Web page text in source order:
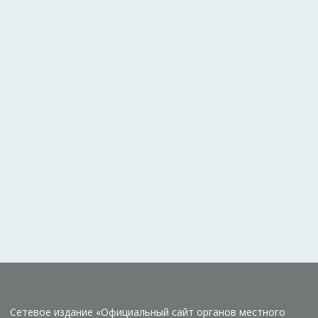
Сетевое издание «Официальный сайт органов местного